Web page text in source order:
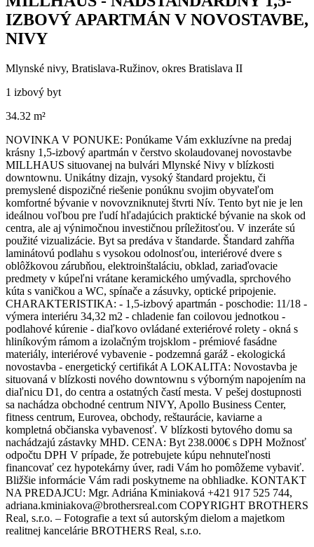
IZBOVÝ APARTMÁN V NOVOSTAVBE,
NIVY
Mlynské nivy, Bratislava-Ružinov, okres Bratislava II
1 izbový byt
34.32 m²
NOVINKA V PONUKE: Ponúkame Vám exkluzívne na predaj
krásny 1,5-izbový apartmán v čerstvo skolaudovanej novostavbe
MILLHAUS situovanej na bulvári Mlynské Nivy v blízkosti
downtownu. Unikátny dizajn, vysoký štandard projektu, či
premyslené dispozičné riešenie ponúknu svojim obyvateľom
komfortné bývanie v novovzniknutej štvrti Nív. Tento byt nie je len
ideálnou voľbou pre ľudí hľadajúcich praktické bývanie na skok od
centra, ale aj výnimočnou investičnou príležitosťou. V inzeráte sú
použité vizualizácie. Byt sa predáva v štandarde. Štandard zahŕňa
laminátovú podlahu s vysokou odolnosťou, interiérové dvere s
oblôžkovou zárubňou, elektroinštaláciu, obklad, zariaďovacie
predmety v kúpeľni vrátane keramického umývadla, sprchového
kúta s vaničkou a WC, spínače a zásuvky, optické pripojenie.
CHARAKTERISTIKA: - 1,5-izbový apartmán - poschodie: 11/18 -
výmera interiéru 34,32 m2 - chladenie fan coilovou jednotkou -
podlahové kúrenie - diaľkovo ovládané exteriérové rolety - okná s
hliníkovým rámom a izolačným trojsklom - prémiové fasádne
materiály, interiérové vybavenie - podzemná garáž - ekologická
novostavba - energetický certifikát A LOKALITA: Novostavba je
situovaná v blízkosti nového downtownu s výborným napojením na
diaľnicu D1, do centra a ostatných častí mesta. V pešej dostupnosti
sa nachádza obchodné centrum NIVY, Apollo Business Center,
fitness centrum, Eurovea, obchody, reštaurácie, kaviarne a
kompletná občianska vybavenosť. V blízkosti bytového domu sa
nachádzajú zástavky MHD. CENA: Byt 238.000€ s DPH Možnosť
odpočtu DPH V prípade, že potrebujete kúpu nehnuteľnosti
financovať cez hypotekárny úver, radi Vám ho pomôžeme vybaviť.
Bližšie informácie Vám radi poskytneme na obhliadke. KONTAKT
NA PREDAJCU: Mgr. Adriána Kminiaková +421 917 525 744,
adriana.kminiakova@brothersreal.com COPYRIGHT BROTHERS
Real, s.r.o. – Fotografie a text sú autorským dielom a majetkom
realitnej kancelárie BROTHERS Real, s.r.o.